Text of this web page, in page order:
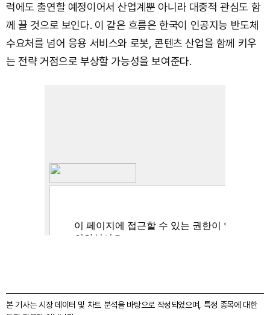
럭에도 출연할 예정이어서 산업계뿐 아니라 대중적 관심도 함
께 끌 것으로 보인다. 이 같은 흐름은 한국이 인공지능 반도체
수요처를 넘어 응용 서비스와 로봇, 콘텐츠 산업을 함께 키우
는 전략 거점으로 부상할 가능성을 보여준다.
본 기사는 시장 데이터 및 차트 분석을 바탕으로 작성되었으며, 특정 종목에 대한